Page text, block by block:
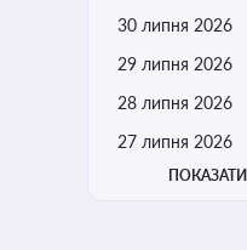
30 липня 2026
29 липня 2026
28 липня 2026
27 липня 2026